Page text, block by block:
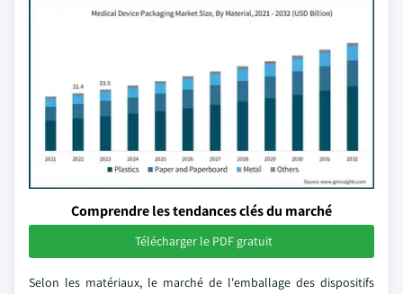
Comprendre les tendances clés du marché
Télécharger le PDF gratuit
Selon les matériaux, le marché de l'emballage des dispositifs